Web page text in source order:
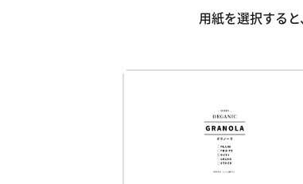
用紙を選択する